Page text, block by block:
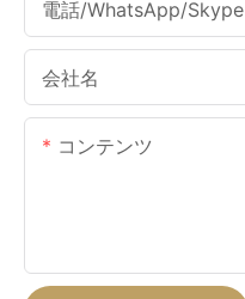
電話/WhatsApp/Skype
会社名
コンテンツ